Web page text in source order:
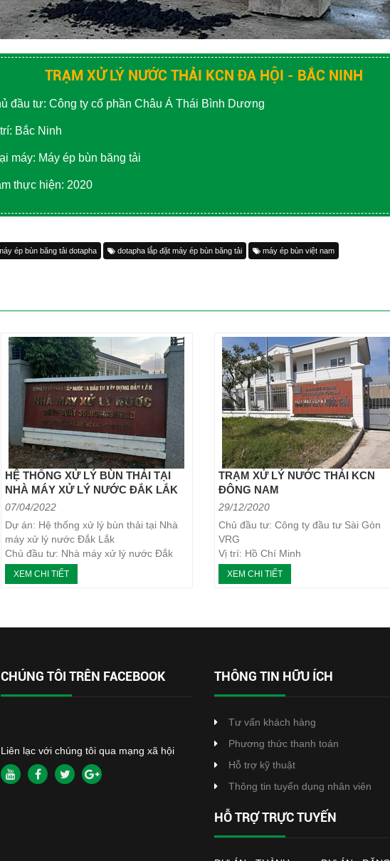
TRẠM XỬ LÝ NƯỚC THẢI KCN ĐA HỘI - BẮC NINH
đầu tư: Công ty cổ phần Châu Á Thái Bình Dương
Bắc Ninh
máy: Máy ép bùn băng tải
thực hiện: 2020
ép bùn băng tải dotapha dotapha lắp đặt máy ép bùn băng tải máy ép bùn việt nam
HỆ THỐNG XỬ LÝ BÙN THẢI TẠI
NHÀ MÁY XỬ LÝ NƯỚC ĐẮK LẮK
07/04/2022
Dự án: Hệ thống xử lý bùn thải tại Nhà
máy xử lý nước Đắk Lắk
Chủ đầu tư: Nhà máy xử lý nước Đắk
Lắk
Loại máy: Máy ép bùn khung bản
XEM CHI TIẾT
TRẠM XỬ LÝ NƯỚC THẢI KCN
ĐÔNG NAM
29/12/2020
Chủ đầu tư: Công ty đầu tư Sài Gòn
VRG
Vị trí: Hồ Chí Minh
Loại máy: Máy ép bùn khung bản
Năm thực hiện: 2020
XEM CHI TIẾT
CHÚNG TÔI TRÊN FACEBOOK
Liên lạc với chúng tôi qua mạng xã hội
THÔNG TIN HỮU ÍCH
Tư vấn khách hàng
Phương thức thanh toán
Hỗ trợ kỹ thuật
Thông tin tuyển dụng nhân viên
HỖ TRỢ TRỰC TUYẾN